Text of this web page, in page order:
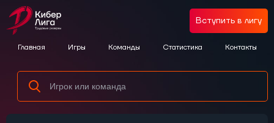
Главная Игры Команды Статистика Контакты
Вступить в лигу